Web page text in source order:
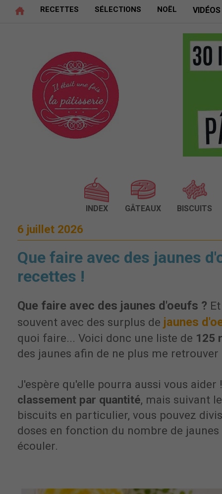
RECETTES SÉLECTIONS NOËL VIDÉOS
INDEX GÂTEAUX BISCUITS
6 juillet 2026
Que faire avec des jaunes
recettes !
Que faire avec des jaunes d'oeufs ?
souvent avec des surplus de jaunes
quoi faire... Voici donc une liste de 125
des jaunes afin de ne plus me
J'espère qu'elle pourra aussi vous aider
classement par quantité, mais suivant
biscuits en particulier, vous pouvez
doses en fonction du nombre de jaunes
écouler.